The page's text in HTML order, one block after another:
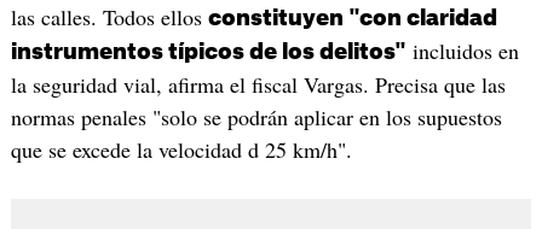
las calles. Todos ellos constituyen "con claridad
instrumentos típicos de los delitos" incluidos en
la seguridad vial, afirma el fiscal Vargas. Precisa que las
normas penales "solo se podrán aplicar en los supuestos
que se excede la velocidad d 25 km/h".